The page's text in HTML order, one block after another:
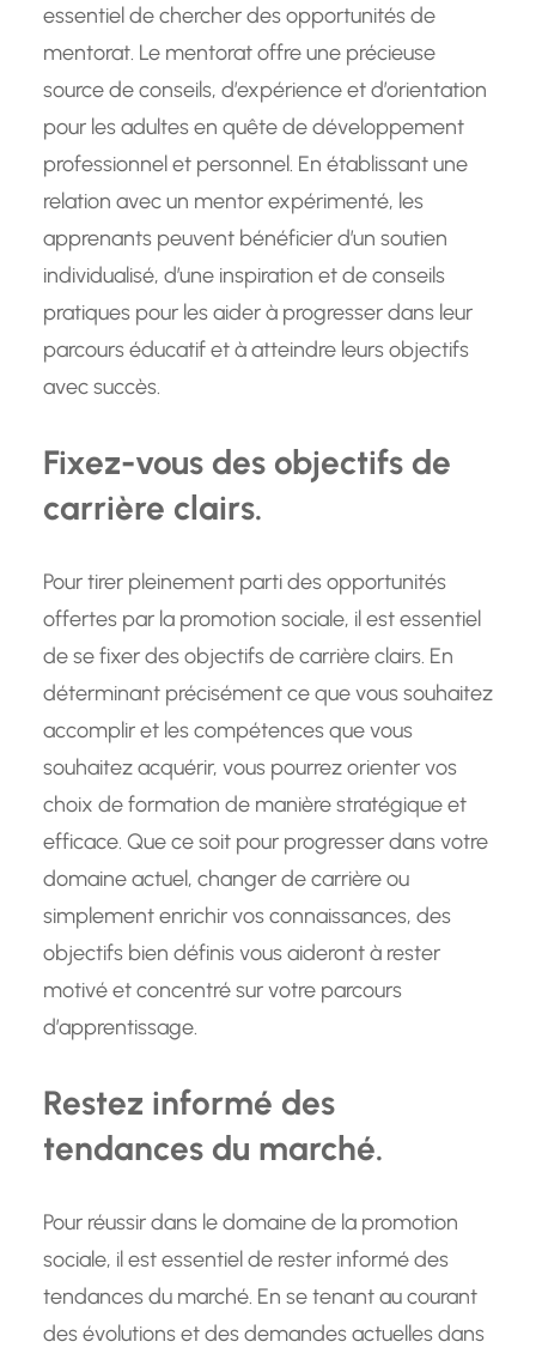
essentiel de chercher des opportunités de
mentorat. Le mentorat offre une précieuse
source de conseils, d’expérience et d’orientation
pour les adultes en quête de développement
professionnel et personnel. En établissant une
relation avec un mentor expérimenté, les
apprenants peuvent bénéficier d’un soutien
individualisé, d’une inspiration et de conseils
pratiques pour les aider à progresser dans leur
parcours éducatif et à atteindre leurs objectifs
avec succès.
Fixez-vous des objectifs de
carrière clairs.
Pour tirer pleinement parti des opportunités
offertes par la promotion sociale, il est essentiel
de se fixer des objectifs de carrière clairs. En
déterminant précisément ce que vous souhaitez
accomplir et les compétences que vous
souhaitez acquérir, vous pourrez orienter vos
choix de formation de manière stratégique et
efficace. Que ce soit pour progresser dans votre
domaine actuel, changer de carrière ou
simplement enrichir vos connaissances, des
objectifs bien définis vous aideront à rester
motivé et concentré sur votre parcours
d’apprentissage.
Restez informé des
tendances du marché.
Pour réussir dans le domaine de la promotion
sociale, il est essentiel de rester informé des
tendances du marché. En se tenant au courant
des évolutions et des demandes actuelles dans